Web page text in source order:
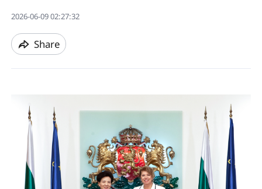
2026-06-09 02:27:32
Share